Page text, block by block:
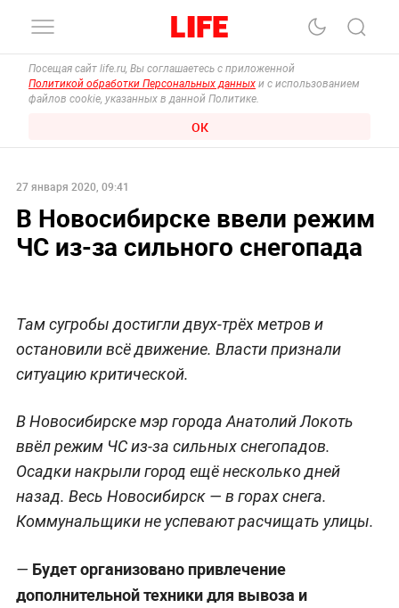
Посещая сайт life.ru, Вы соглашаетесь с приложенной
Политикой обработки Персональных данных и с использованием
файлов cookie, указанных в данной Политике.
ОК
27 января 2020, 09:41
В Новосибирске ввели режим
ЧС из-за сильного снегопада
Там сугробы достигли двух-трёх метров и
остановили всё движение. Власти признали
ситуацию критической.
В Новосибирске мэр города Анатолий Локоть
ввёл режим ЧС из-за сильных снегопадов.
Осадки накрыли город ещё несколько дней
назад. Весь Новосибирск — в горах снега.
Коммунальщики не успевают расчищать улицы.
— Будет организовано привлечение
дополнительной техники для вывоза и